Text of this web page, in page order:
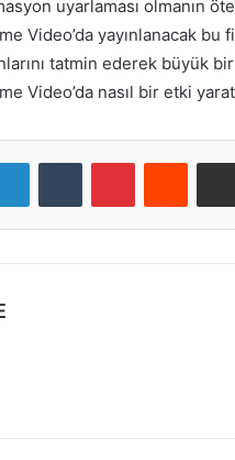
uyarlaması olmanın
Video’da yayınlanacak
tatmin ederek büyük
Video’da nasıl bir etki